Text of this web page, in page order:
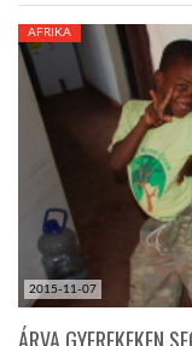
2015-11-07
AFRIKA